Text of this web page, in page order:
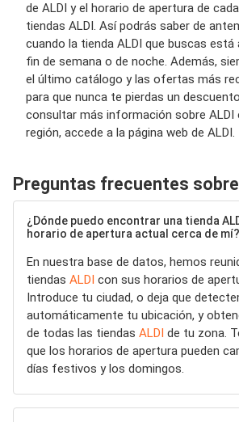
de ALDI y el horario de apertura de
tiendas ALDI. Así podrás saber de
cuando la tienda ALDI que buscas está
fin de semana o de noche. Además,
el último catálogo y las ofertas más
para que nunca te pierdas un
consultar más información sobre ALDI
región, accede a la página web de ALDI.
Preguntas frecuentes sobre
¿Dónde puedo encontrar una tienda
horario de apertura actual cerca de mí?
En nuestra base de datos, hemos
tiendas ALDI con sus horarios de
Introduce tu ciudad, o deja que
automáticamente tu ubicación, y
de todas las tiendas ALDI de tu zona.
que los horarios de apertura pueden
días festivos y los domingos.